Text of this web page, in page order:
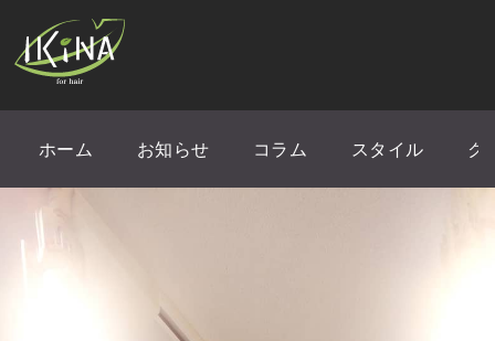
ホーム お知らせ コラム スタイル ク